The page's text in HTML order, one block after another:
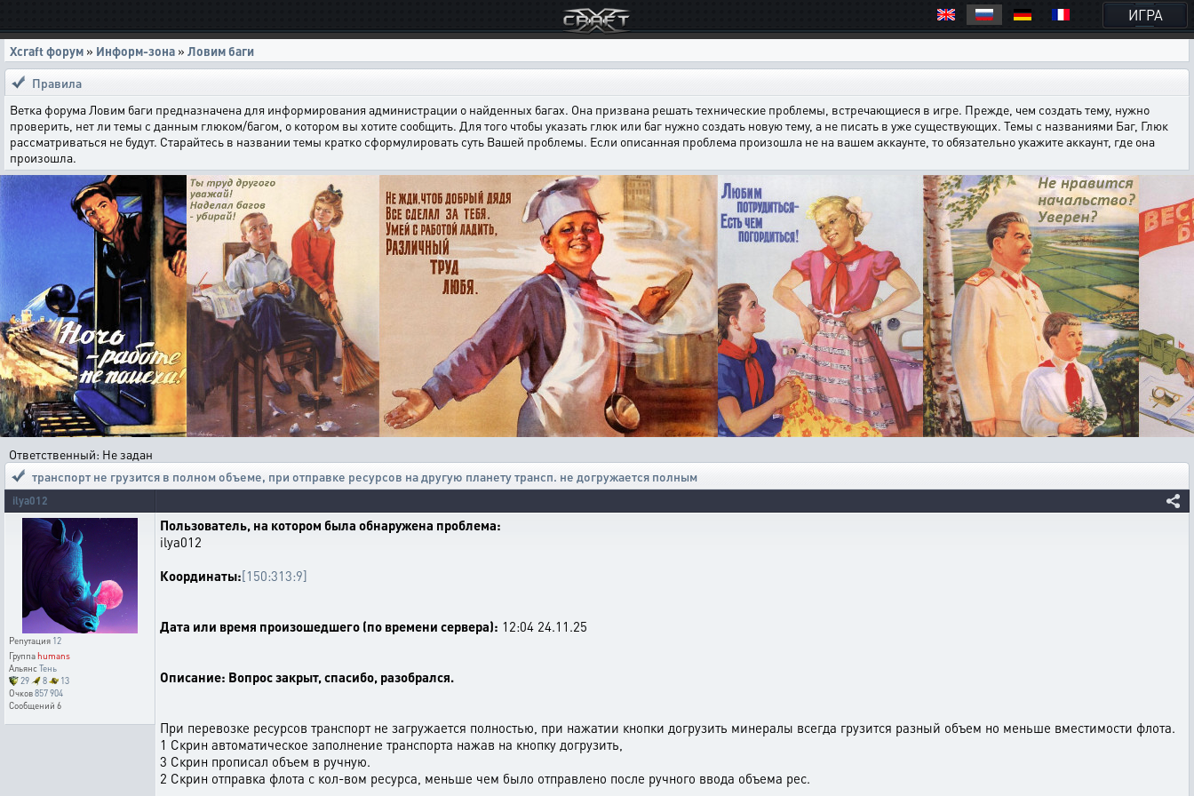
ИГРА
Xcraft форум » Информ-зона » Ловим баги
Правила
Ветка форума Ловим баги предназначена для информирования администрации о найденных багах. Она призвана решать технические проблемы, встречающиеся в игре. Прежде, чем создать тему, нужно
проверить, нет ли темы с данным глюком/багом, о котором вы хотите сообщить. Для того чтобы указать глюк или баг нужно создать новую тему, а не писать в уже существующих. Темы с названиями Баг, Глюк
рассматриваться не будут. Старайтесь в названии темы кратко сформулировать суть Вашей проблемы. Если описанная проблема произошла не на вашем аккаунте, то обязательно укажите аккаунт, где она
произошла.
Ответственный: Не задан
транспорт не грузится в полном объеме, при отправке ресурсов на другую планету трансп. не догружается полным
ilya012
Репутация 12
Группаhumans
АльянсТень
29
8
13
Очков857 904
Сообщений 6
Пользователь, на котором была обнаружена проблема:
ilya012
Координаты:[150:313:9]
Дата или время произошедшего (по времени сервера): 12:04 24.11.25
Описание: Вопрос закрыт, спасибо, разобрался.
При перевозке ресурсов транспорт не загружается полностью, при нажатии кнопки догрузить минералы всегда грузится разный объем но меньше вместимости флота.
1 Скрин автоматическое заполнение транспорта нажав на кнопку догрузить,
3 Скрин прописал объем в ручную.
2 Скрин отправка флота с кол-вом ресурса, меньше чем было отправлено после ручного ввода объема рес.